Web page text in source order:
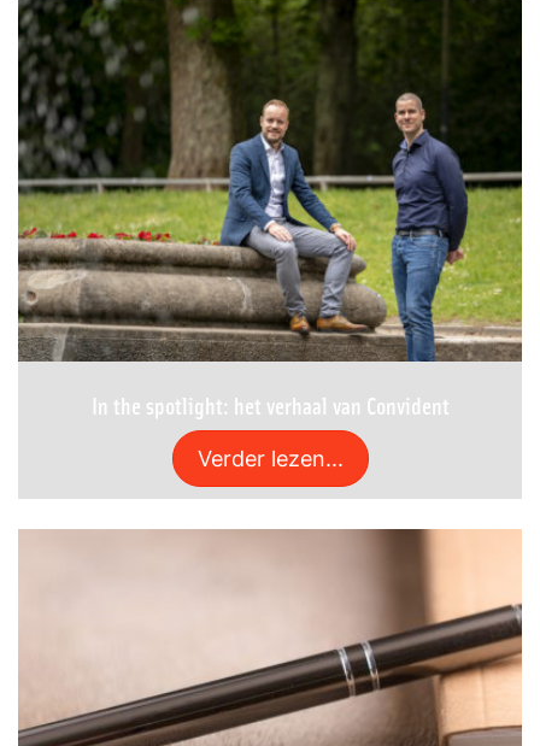
In the spotlight: het verhaal van Convident
Verder lezen...